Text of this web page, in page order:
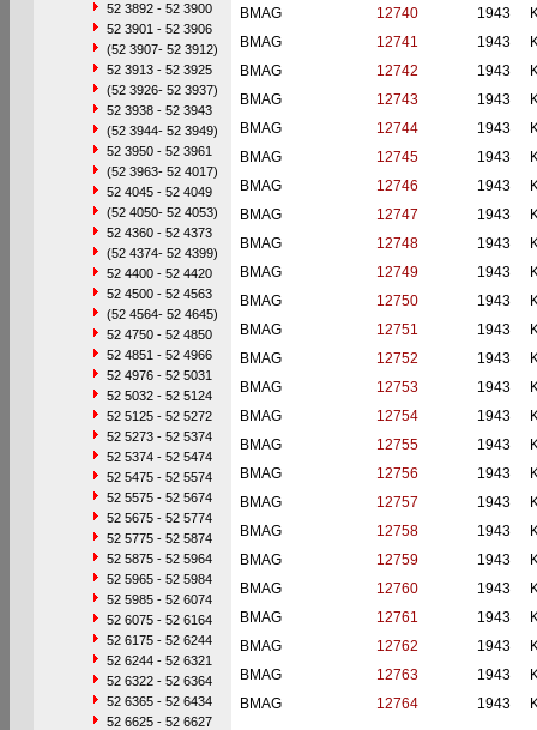
52 3892 - 52 3900
52 3901 - 52 3906
(52 3907- 52 3912)
52 3913 - 52 3925
(52 3926- 52 3937)
52 3938 - 52 3943
(52 3944- 52 3949)
52 3950 - 52 3961
(52 3963- 52 4017)
52 4045 - 52 4049
(52 4050- 52 4053)
52 4360 - 52 4373
(52 4374- 52 4399)
52 4400 - 52 4420
52 4500 - 52 4563
(52 4564- 52 4645)
52 4750 - 52 4850
52 4851 - 52 4966
52 4976 - 52 5031
52 5032 - 52 5124
52 5125 - 52 5272
52 5273 - 52 5374
52 5374 - 52 5474
52 5475 - 52 5574
52 5575 - 52 5674
52 5675 - 52 5774
52 5775 - 52 5874
52 5875 - 52 5964
52 5965 - 52 5984
52 5985 - 52 6074
52 6075 - 52 6164
52 6175 - 52 6244
52 6244 - 52 6321
52 6322 - 52 6364
52 6365 - 52 6434
52 6625 - 52 6627
BMAG
12740 1943
BMAG
12741 1943
BMAG
12742 1943
BMAG
12743 1943
BMAG
12744 1943
BMAG
12745 1943
BMAG
12746 1943
BMAG
12747 1943
BMAG
12748 1943
BMAG
12749 1943
BMAG
12750 1943
BMAG
12751 1943
BMAG
12752 1943
BMAG
12753 1943
BMAG
12754 1943
BMAG
12755 1943
BMAG
12756 1943
BMAG
12757 1943
BMAG
12758 1943
BMAG
12759 1943
BMAG
12760 1943
BMAG
12761 1943
BMAG
12762 1943
BMAG
12763 1943
BMAG
12764 1943